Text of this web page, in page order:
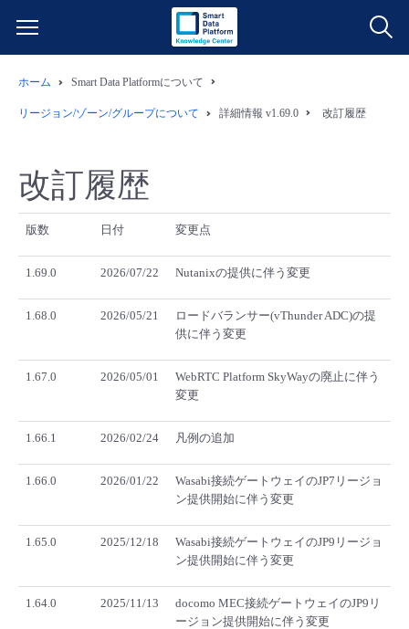
クラウド/サーバー
IoT
データ利活用
ネットワーク
モニタリング/監査
すべてのメニューを見る
料金情報
データ利活用
すべてのメニューを見る
■ 管理機能
- 新規お申し込み方法
ユースケース
- リモートワーク
故障/メンテナンス情報
販売パートナー向けプログラム
協業パートナー
ホーム Smart Data Platformについて
リージョン/ゾーン/グループについて 詳細情報 v1.69.0 改訂履歴
改訂履歴
版数 日付 変更点
1.69.0 2026/07/22 Nutanixの提供に伴う変更
1.68.0 2026/05/21
ロードバランサー(vThunder ADC)の提
供に伴う変更
1.67.0 2026/05/01
WebRTC Platform SkyWayの廃止に伴う
変更
1.66.1 2026/02/24 凡例の追加
1.66.0 2026/01/22
Wasabi接続ゲートウェイのJP7リージョ
ン提供開始に伴う変更
1.65.0 2025/12/18
Wasabi接続ゲートウェイのJP9リージョ
ン提供開始に伴う変更
1.64.0 2025/11/13
docomo MEC接続ゲートウェイのJP9リ
ージョン提供開始に伴う変更